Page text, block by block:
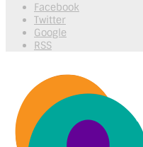
Facebook
Twitter
Google
RSS